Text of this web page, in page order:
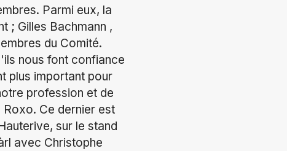
Parmi eux, la
; Gilles Bachmann ,
du Comité.
nous font confiance
plus important pour
profession et de
Ce dernier est
sur le stand
avec Christophe